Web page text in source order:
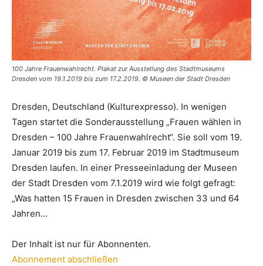
100 Jahre Frauenwahlrecht. Plakat zur Ausstellung des Stadtmuseums
Dresden vom 19.1.2019 bis zum 17.2.2019. © Museen der Stadt Dresden
Dresden, Deutschland (Kulturexpresso). In wenigen
Tagen startet die Sonderausstellung „Frauen wählen in
Dresden – 100 Jahre Frauenwahlrecht“. Sie soll vom 19.
Januar 2019 bis zum 17. Februar 2019 im Stadtmuseum
Dresden laufen. In einer Presseeinladung der Museen
der Stadt Dresden vom 7.1.2019 wird wie folgt gefragt:
„Was hatten 15 Frauen in Dresden zwischen 33 und 64
Jahren…
Der Inhalt ist nur für Abonnenten.
Abonnement abschließen